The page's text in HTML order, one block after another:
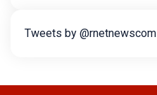
Tweets by @rnetnewscom